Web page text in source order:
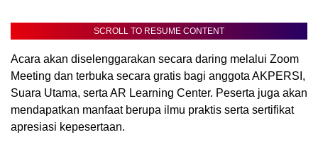
SCROLL TO RESUME CONTENT
Acara akan diselenggarakan secara daring melalui Zoom
Meeting dan terbuka secara gratis bagi anggota AKPERSI,
Suara Utama, serta AR Learning Center. Peserta juga akan
mendapatkan manfaat berupa ilmu praktis serta sertifikat
apresiasi kepesertaan.